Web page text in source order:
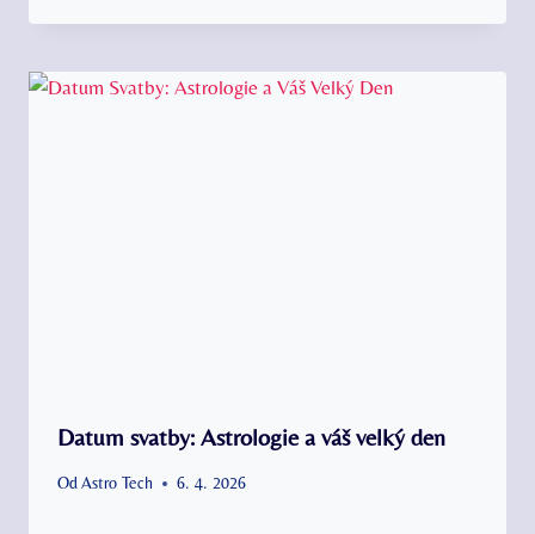
Datum svatby: Astrologie a váš velký den
Od Astro Tech 6. 4. 2026